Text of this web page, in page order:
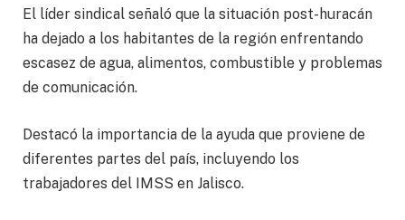
El líder sindical señaló que la situación post-huracán
ha dejado a los habitantes de la región enfrentando
escasez de agua, alimentos, combustible y problemas
de comunicación.
Destacó la importancia de la ayuda que proviene de
diferentes partes del país, incluyendo los
trabajadores del IMSS en Jalisco.